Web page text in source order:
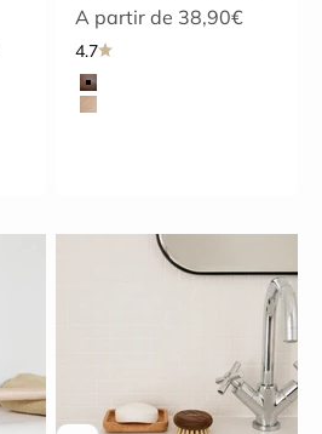
Prix de vente
A partir de 38,90€
4.7
Choix du bois
Frêne
Hêtre